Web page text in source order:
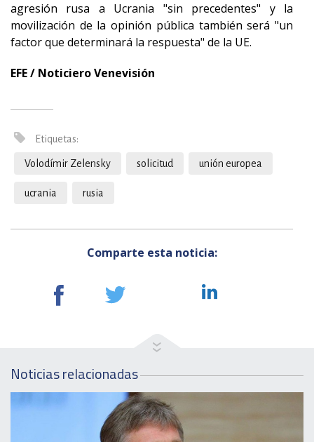
agresión rusa a Ucrania "sin precedentes" y la
movilización de la opinión pública también será "un
factor que determinará la respuesta" de la UE.
EFE / Noticiero Venevisión
Etiquetas:
Volodímir Zelensky solicitud unión europea
ucrania rusia
Comparte esta noticia:
Noticias relacionadas